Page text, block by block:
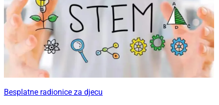
Besplatne radionice za djecu